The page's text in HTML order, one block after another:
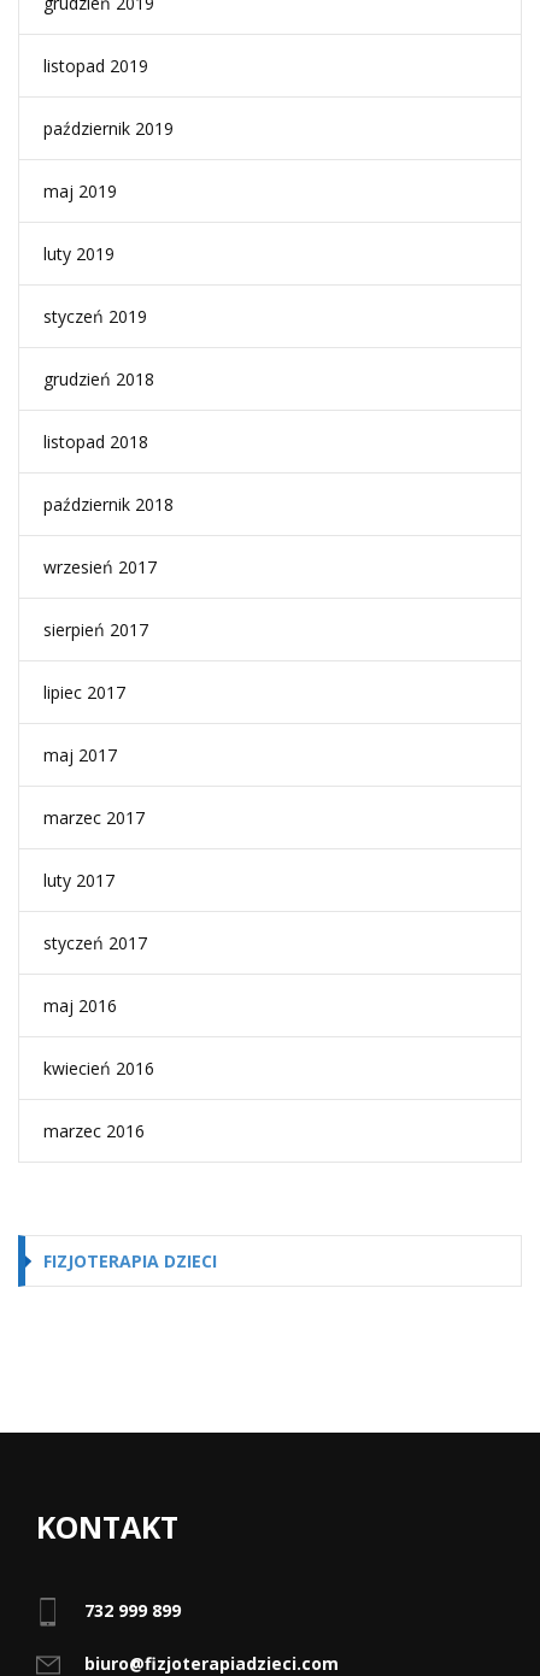
listopad 2019
październik 2019
maj 2019
luty 2019
styczeń 2019
grudzień 2018
listopad 2018
październik 2018
wrzesień 2017
sierpień 2017
lipiec 2017
maj 2017
marzec 2017
luty 2017
styczeń 2017
maj 2016
kwiecień 2016
marzec 2016
FIZJOTERAPIA DZIECI
KONTAKT
732 999 899
biuro@fizjoterapiadzieci.com